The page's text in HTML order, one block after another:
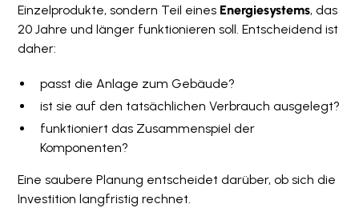
Einzelprodukte, sondern Teil eines Energiesystems, das
20 Jahre und länger funktionieren soll. Entscheidend ist
daher:
passt die Anlage zum Gebäude?
ist sie auf den tatsächlichen Verbrauch ausgelegt?
funktioniert das Zusammenspiel der
Komponenten?
Eine saubere Planung entscheidet darüber, ob sich die
Investition langfristig rechnet.